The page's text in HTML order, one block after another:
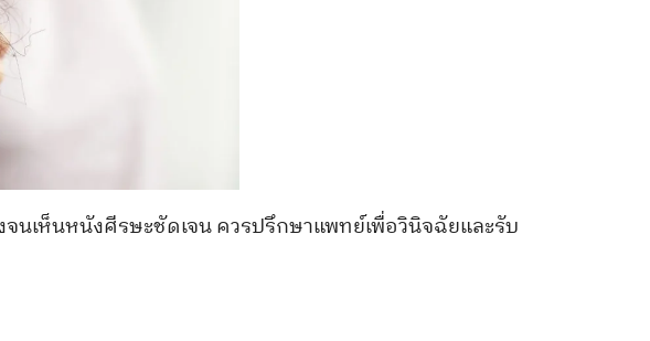
นเห็นหนังศีรษะชัดเจน ควรปรึกษาแพทย์เพื่อวินิจฉัยและรับ